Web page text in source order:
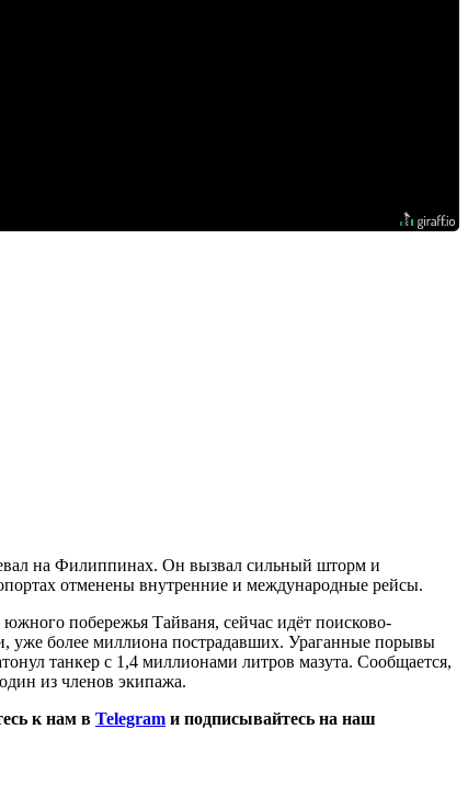
на Филиппинах. Он вызвал сильный шторм и
отменены внутренние и международные рейсы.
побережья Тайваня, сейчас идёт поисково-
уже более миллиона пострадавших. Ураганные порывы
танкер с 1,4 миллионами литров мазута. Сообщается,
из членов экипажа.
к нам в Telegram и подписывайтесь на наш